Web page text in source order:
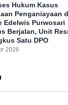
Hukum Kasus
Penganiayaan
Edelwis Purwosari
Berjalan, Unit
Satu DPO
2026